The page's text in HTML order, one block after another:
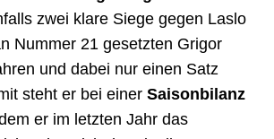
zwei klare Siege gegen Laslo
Nummer 21 gesetzten Grigor
und dabei nur einen Satz
steht er bei einer Saisonbilanz
er im letzten Jahr das